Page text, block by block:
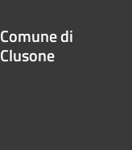
Comune di
Clusone